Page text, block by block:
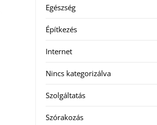
Egészség
Építkezés
Internet
Nincs kategorizálva
Szolgáltatás
Szórakozás